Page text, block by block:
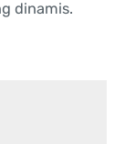
dinamis.